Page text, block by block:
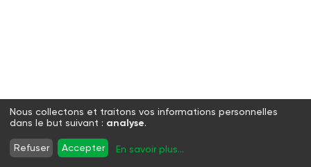
Nous collectons et traitons vos informations personnelles
dans le but suivant : analyse.
Refuser Accepter En savoir plus...